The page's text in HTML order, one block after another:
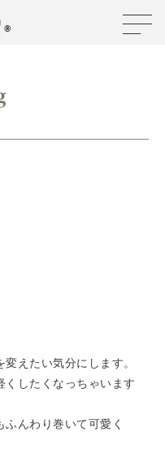
えたい気分にします。
したくなっちゃいます
んわり巻いて可愛く